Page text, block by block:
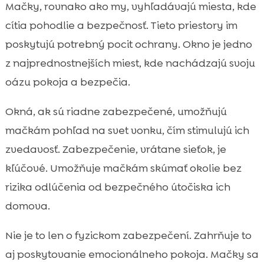
Mačky, rovnako ako my, vyhľadávajú miesta, kde
cítia pohodlie a bezpečnosť. Tieto priestory im
poskytujú potrebný pocit ochrany. Okno je jedno
z najprednostnejších miest, kde nachádzajú svoju
oázu pokoja a bezpečia.
Okná, ak sú riadne zabezpečené, umožňujú
mačkám pohľad na svet vonku, čím stimulujú ich
zvedavosť. Zabezpečenie, vrátane sieťok, je
kľúčové. Umožňuje mačkám skúmať okolie bez
rizika odlúčenia od bezpečného útočiska ich
domova.
Nie je to len o fyzickom zabezpečení. Zahrňuje to
aj poskytovanie emocionálneho pokoja. Mačky sa